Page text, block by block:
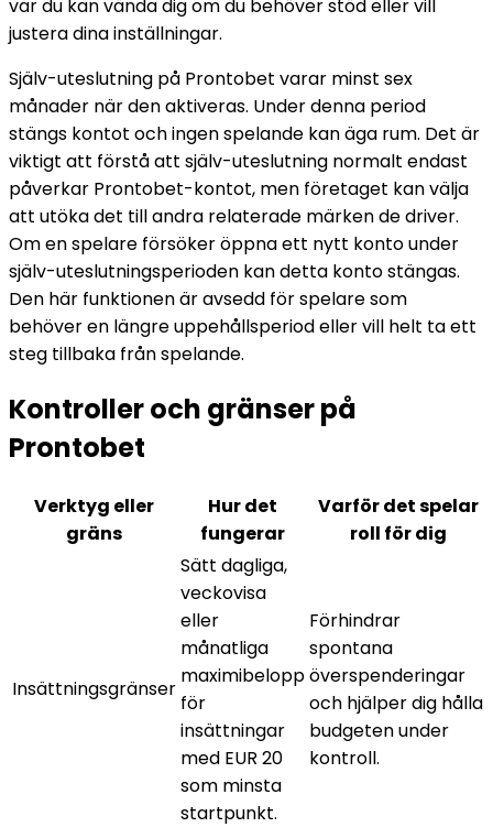
var du kan vända dig om du behöver stöd eller vill
justera dina inställningar.
Själv-uteslutning på Prontobet varar minst sex
månader när den aktiveras. Under denna period
stängs kontot och ingen spelande kan äga rum. Det är
viktigt att förstå att själv-uteslutning normalt endast
påverkar Prontobet-kontot, men företaget kan välja
att utöka det till andra relaterade märken de driver.
Om en spelare försöker öppna ett nytt konto under
själv-uteslutningsperioden kan detta konto stängas.
Den här funktionen är avsedd för spelare som
behöver en längre uppehållsperiod eller vill helt ta ett
steg tillbaka från spelande.
Kontroller och gränser på
Prontobet
Verktyg eller
gräns
Hur det
fungerar
Varför det spelar
roll för dig
Insättningsgränser
Sätt dagliga,
veckovisa
eller
månatliga
maximibelopp
för
insättningar
med EUR 20
som minsta
startpunkt.
Förhindrar
spontana
överspenderingar
och hjälper dig hålla
budgeten under
kontroll.